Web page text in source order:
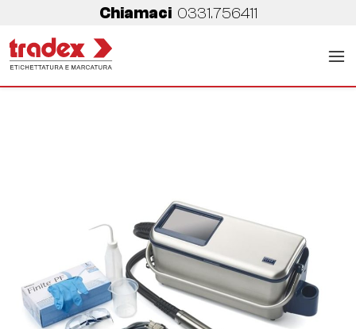
Chiamaci 0331.756411